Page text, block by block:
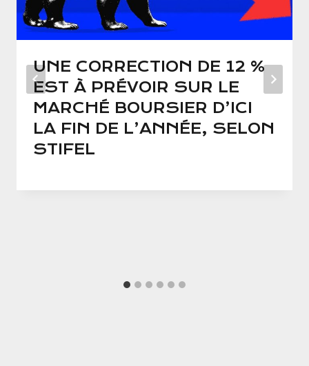
UNE CORRECTION DE 12 %
EST À PRÉVOIR SUR LE
MARCHÉ BOURSIER D’ICI
LA FIN DE L’ANNÉE, SELON
STIFEL